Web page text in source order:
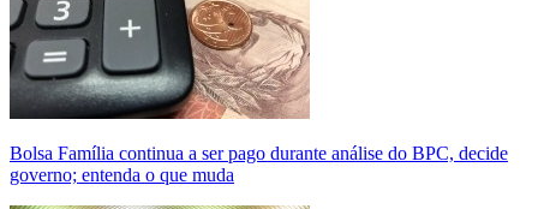
Bolsa Família continua a ser pago durante análise do BPC, decide
governo; entenda o que muda